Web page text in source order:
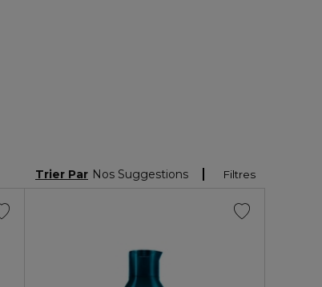
Filtres
Trier Par Nos Suggestions